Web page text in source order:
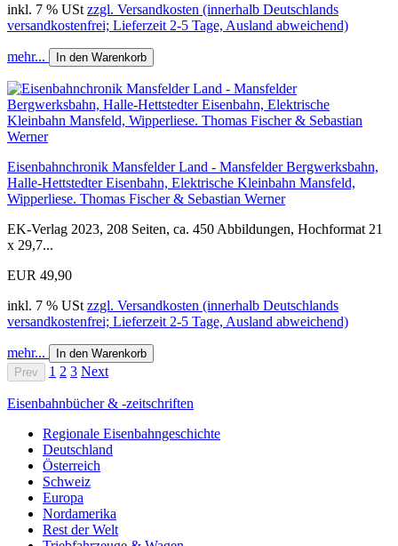
inkl. 7 % USt zzgl. Versandkosten (innerhalb Deutschlands
versandkostenfrei; Lieferzeit 2-5 Tage, Ausland abweichend)
mehr... In den Warenkorb
Eisenbahnchronik Mansfelder Land - Mansfelder Bergwerksbahn,
Halle-Hettstedter Eisenbahn, Elektrische Kleinbahn Mansfeld,
Wipperliese. Thomas Fischer & Sebastian Werner
EK-Verlag 2023, 208 Seiten, ca. 450 Abbildungen, Hochformat 21
x 29,7...
EUR 49,90
inkl. 7 % USt zzgl. Versandkosten (innerhalb Deutschlands
versandkostenfrei; Lieferzeit 2-5 Tage, Ausland abweichend)
mehr...
In den Warenkorb
Prev
1 2 3 Next
Eisenbahnbücher & -zeitschriften
Regionale Eisenbahngeschichte
Deutschland
Österreich
Schweiz
Europa
Nordamerika
Rest der Welt